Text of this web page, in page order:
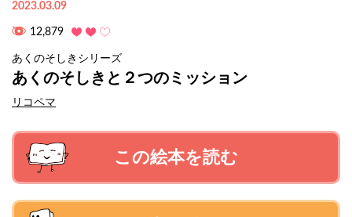
2023.03.09
12,879
あくのそしきシリーズ
あくのそしきと２つのミッション
リコペマ
この絵本を読む